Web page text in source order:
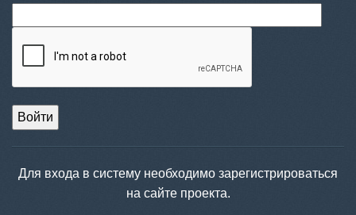
Войти
Для входа в систему необходимо зарегистрироваться
на сайте проекта.